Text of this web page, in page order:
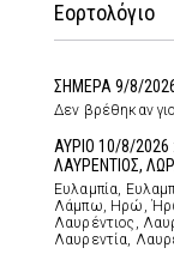
Εορτολόγιο
ΣΗΜΕΡΑ 9/8/2026
Δεν βρέθηκαν
ΑΥΡΙΟ 10/8/
ΛΑΥΡΕΝΤΙΟΣ,
Ευλαμπία,
Λάμπω, Ηρώ,
Λαυρέντιος,
Λαυρεντία,